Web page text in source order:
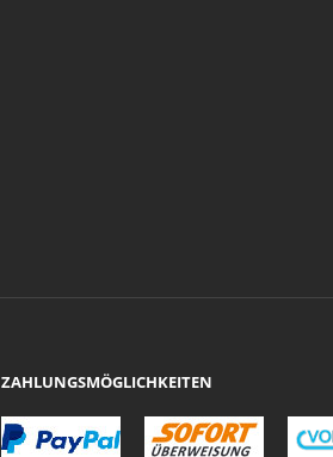
ZAHLUNGSMÖGLICHKEITEN